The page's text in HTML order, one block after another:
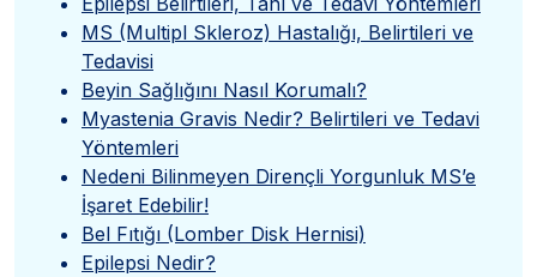
MS (Multipl Skleroz) Hastalığı, Belirtileri ve
Tedavisi
Beyin Sağlığını Nasıl Korumalı?
Myastenia Gravis Nedir? Belirtileri ve Tedavi
Yöntemleri
Nedeni Bilinmeyen Dirençli Yorgunluk MS’e
İşaret Edebilir!
Bel Fıtığı (Lomber Disk Hernisi)
Epilepsi Nedir?